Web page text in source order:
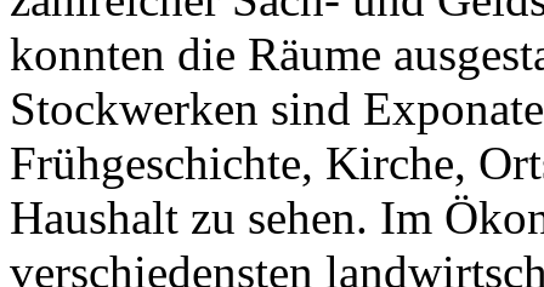
konnten die Räume
Stockwerken sind
Frühgeschichte, Kirche,
Haushalt zu sehen. Im
verschiedensten